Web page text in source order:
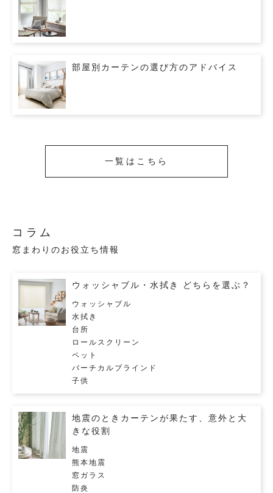
部屋別カーテンの選び方のアドバイス
一覧はこちら
コラム
窓まわりのお役立ち情報
ウォッシャブル・水拭き どちらを選ぶ？
ウォッシャブル
水拭き
台所
ロールスクリーン
ペット
バーチカルブラインド
子供
地震のときカーテンが果たす、意外と大
きな役割
地震
熊本地震
窓ガラス
防炎